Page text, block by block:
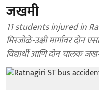
जखमी
11 students injured in
मिरजोळे-उक्षी मार्गावर दोन
विद्यार्थी आणि दोन चालक